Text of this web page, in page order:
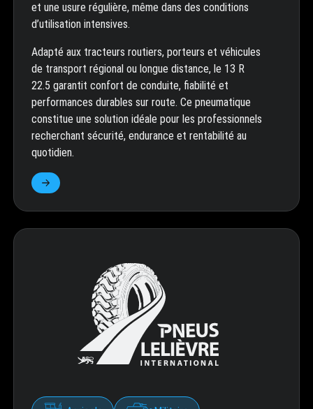
et une usure régulière, même dans des conditions
d’utilisation intensives.
Adapté aux tracteurs routiers, porteurs et véhicules
de transport régional ou longue distance, le 13 R
22.5 garantit confort de conduite, fiabilité et
performances durables sur route. Ce pneumatique
constitue une solution idéale pour les professionnels
recherchant sécurité, endurance et rentabilité au
quotidien.